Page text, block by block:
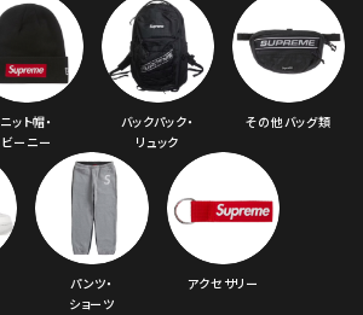
ニット帽・
ビーニー
バックパック・
リュック
その他バッグ類
パンツ・
ショーツ
アクセサリー